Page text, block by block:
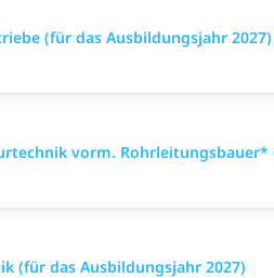
(für das Ausbildungsjahr 2027)
vorm. Rohrleitungsbauer*
(für das Ausbildungsjahr 2027)